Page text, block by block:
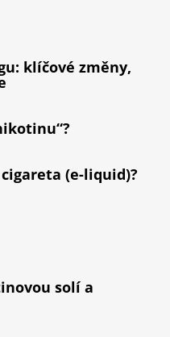
klíčové změny,
(e-liquid)?
solí a